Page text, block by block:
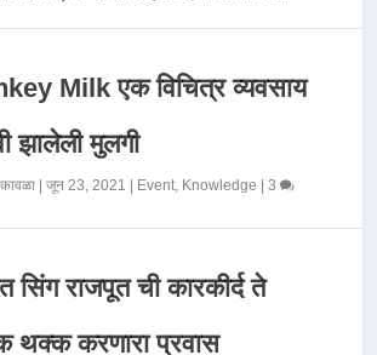
Milk एक विचित्र व्यवसाय
झालेली मुलगी
|जून 23, 2021 Event, Knowledge |3
सिंग राजपूत ची कारकीर्द ते
थक्क करणारा प्रवास